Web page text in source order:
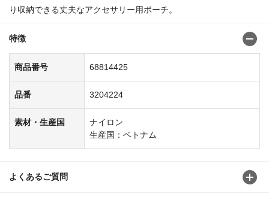
り収納できる丈夫なアクセサリー用ポーチ。
特徴
商品番号 68814425
品番 3204224
素材・生産国
ナイロン
生産国：ベトナム
よくあるご質問